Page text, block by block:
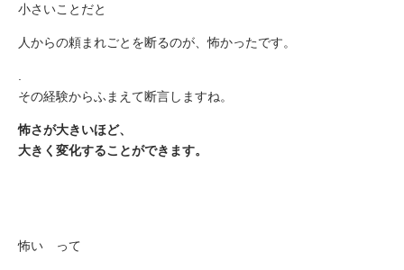
小さいことだと
人からの頼まれごとを断るのが、怖かったです。
その経験からふまえて断言しますね。
怖さが大きいほど、
大きく変化することができます。
怖い って